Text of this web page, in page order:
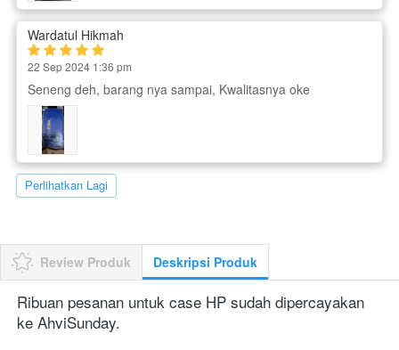
Wardatul Hikmah
22 Sep 2024 1:36 pm
Seneng deh, barang nya sampai, Kwalitasnya oke
`Perlihatkan Lagi
Review Produk Deskripsi Produk
Ribuan pesanan untuk case HP sudah dipercayakan
ke AhviSunday.